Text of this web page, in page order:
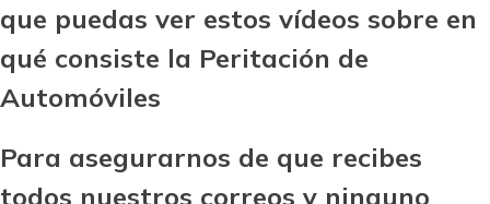
que puedas ver estos vídeos sobre en
qué consiste la Peritación de
Automóviles
Para asegurarnos de que recibes
todos nuestros correos y ninguno